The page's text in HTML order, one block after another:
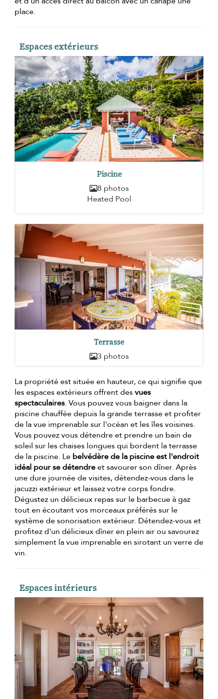
place.
Espaces extérieurs
Piscine
8 photos
Heated Pool
Terrasse
3 photos
La propriété est située en hauteur, ce qui signifie que
les espaces extérieurs offrent desvues
spectaculaires. Vous pouvez vous baigner dans la
piscine chauffée depuis la grande terrasse et profiter
de la vue imprenable sur l'océan et les îles voisines.
Vous pouvez vous détendre et prendre un bain de
soleil sur les chaises longues qui bordent la terrasse
de la piscine. Le belvédère de la piscine est l'endroit
idéal pour se détendreet savourer son dîner. Après
une dure journée de visites, détendez-vous dans le
jacuzzi extérieur et laissez votre corps fondre.
Dégustez un délicieux repas sur le barbecue à gaz
tout en écoutant vos morceaux préférés sur le
système de sonorisation extérieur. Détendez-vous et
profitez d'un délicieux dîner en plein air ou savourez
simplement la vue imprenable en sirotant un verre de
vin.
Espaces intérieurs